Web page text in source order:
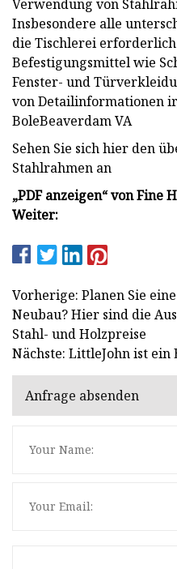
Verwendung von
Insbesondere alle
die Tischlerei erforderlich
Befestigungsmittel wie
Fenster- und
von Detailinformationen
BoleBeaverdam VA
Sehen Sie sich hier den
Stahlrahmen an
„PDF anzeigen“ von Fine
Weiter:
Vorherige: Planen Sie
Neubau? Hier sind die
Stahl- und Holzpreise
Nächste: LittleJohn ist ein
Anfrage absenden